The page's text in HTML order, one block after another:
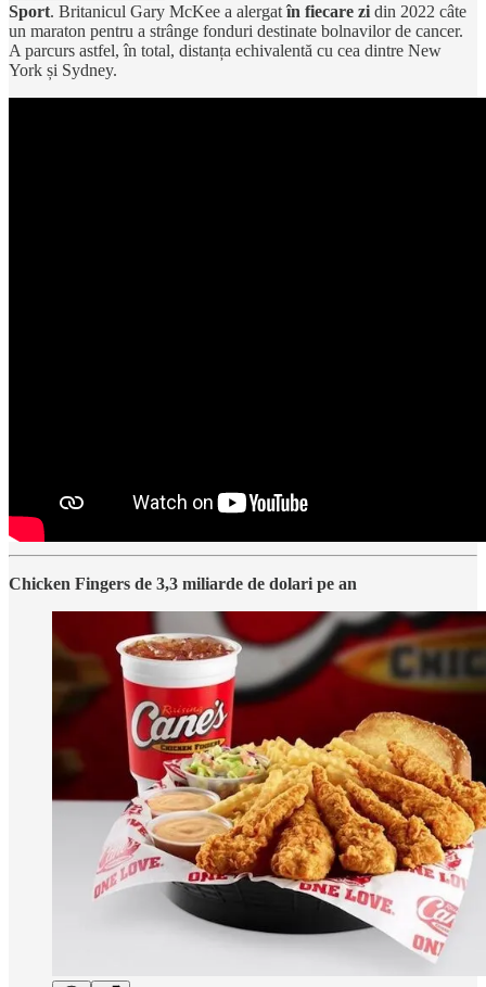
Sport. Britanicul Gary McKee a alergatîn fiecare zi din 2022 câte
un maraton pentru a strânge fonduri destinate bolnavilor de cancer.
A parcurs astfel, în total, distanța echivalentă cu cea dintre New
York și Sydney.
Chicken Fingers de 3,3 miliarde de dolari pe an